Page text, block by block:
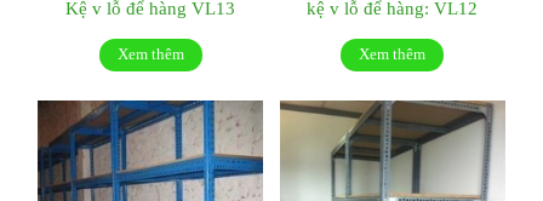
Kệ v lỗ để hàng VL13
Xem thêm
kệ v lỗ để hàng: VL12
Xem thêm